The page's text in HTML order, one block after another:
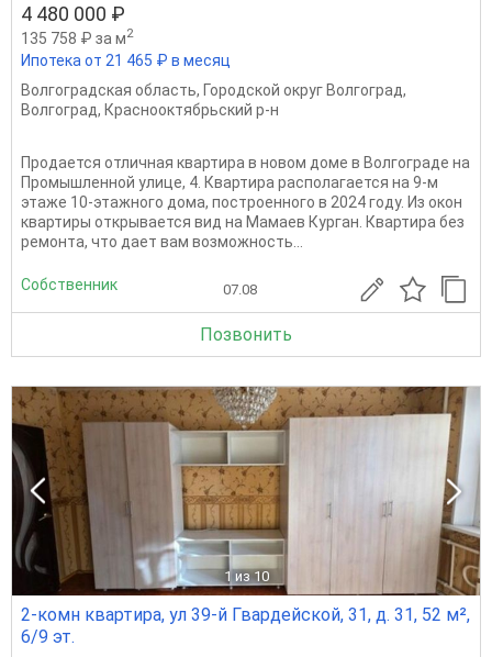
4 480 000 ₽
135 758 ₽ за м2
Ипотека от 21 465 ₽ в месяц
Волгоградская область, Городской округ Волгоград,
Волгоград, Краснооктябрьский р-н
Продается отличная квартира в новом доме в Волгограде на
Промышленной улице, 4. Квартира располагается на 9-м
этаже 10-этажного дома, построенного в 2024 году. Из окон
квартиры открывается вид на Мамаев Курган. Квартира без
ремонта, что дает вам возможность...
Собственник 07.08
Позвонить
1 из 10
2-комн квартира, ул 39-й Гвардейской, 31, д. 31, 52 м²,
6/9 эт.